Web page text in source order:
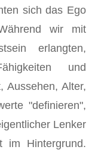
sich das Ego
wir mit
erlangten,
und
Aussehen, Alter,
"definieren",
Lenker
im Hintergrund.